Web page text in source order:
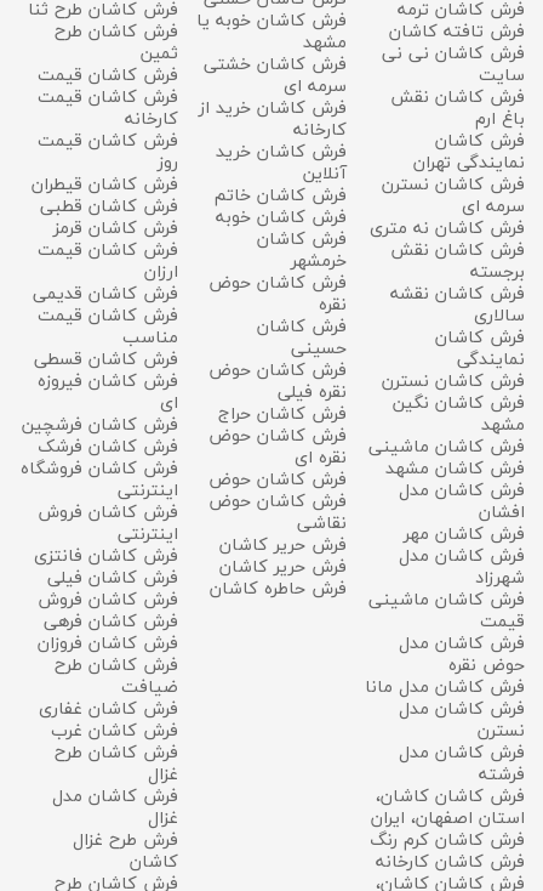
فرش کاشان ترمه
فرش تافته کاشان
فرش کاشان نی نی
سایت
فرش کاشان نقش
باغ ارم
فرش کاشان
نمایندگی تهران
فرش کاشان نسترن
سرمه ای
فرش کاشان نه متری
فرش کاشان نقش
برجسته
فرش کاشان نقشه
سالاری
فرش کاشان
نمایندگی
فرش کاشان نسترن
فرش کاشان نگین
مشهد
فرش کاشان ماشینی
فرش کاشان مشهد
فرش کاشان مدل
افشان
فرش کاشان مهر
فرش کاشان مدل
شهرزاد
فرش کاشان ماشینی
قیمت
فرش کاشان مدل
حوض نقره
فرش کاشان مدل مانا
فرش کاشان مدل
نسترن
فرش کاشان مدل
فرشته
فرش کاشان کاشان،
استان اصفهان، ایران
فرش کاشان کرم رنگ
فرش کاشان کارخانه
فرش کاشان کاشان،
فرش کاشان خوبه یا
مشهد
فرش کاشان خشتی
سرمه ای
فرش کاشان خرید از
کارخانه
فرش کاشان خرید
آنلاین
فرش کاشان خاتم
فرش کاشان خوبه
فرش کاشان
خرمشهر
فرش کاشان حوض
نقره
فرش کاشان
حسینی
فرش کاشان حوض
نقره فیلی
فرش کاشان حراج
فرش کاشان حوض
نقره ای
فرش کاشان حوض
فرش کاشان حوض
نقاشی
فرش حریر کاشان
فرش حرير كاشان
فرش حاطره کاشان
فرش کاشان طرح ثنا
فرش کاشان طرح
ثمین
فرش کاشان قیمت
فرش کاشان قیمت
کارخانه
فرش کاشان قیمت
روز
فرش کاشان قیطران
فرش کاشان قطبی
فرش کاشان قرمز
فرش کاشان قیمت
ارزان
فرش کاشان قدیمی
فرش کاشان قیمت
مناسب
فرش کاشان قسطی
فرش کاشان فیروزه
ای
فرش کاشان فرشچین
فرش کاشان فرشک
فرش کاشان فروشگاه
اینترنتی
فرش کاشان فروش
اینترنتی
فرش کاشان فانتزی
فرش کاشان فیلی
فرش کاشان فروش
فرش کاشان فرهی
فرش کاشان فروزان
فرش کاشان طرح
ضیافت
فرش کاشان غفاری
فرش کاشان غرب
فرش کاشان طرح
غزال
فرش کاشان مدل
غزال
فرش طرح غزال
کاشان
فرش کاشان طرح